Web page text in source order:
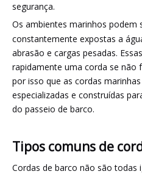
segurança.
Os ambientes marinhos podem
constantemente expostas a
abrasão e cargas pesadas.
rapidamente uma corda se não
por isso que as cordas
especializadas e construídas
do passeio de barco.
Tipos comuns de
Cordas de barco não são todas